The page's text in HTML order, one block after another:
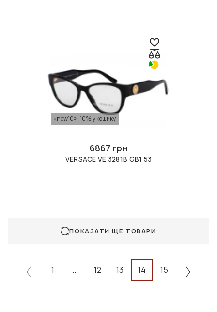
«new10» -10% у кошику
6867 грн
VERSACE VE 3281B GB1 53
ПОКАЗАТИ ЩЕ ТОВАРИ
1 ... 12 13 14 15